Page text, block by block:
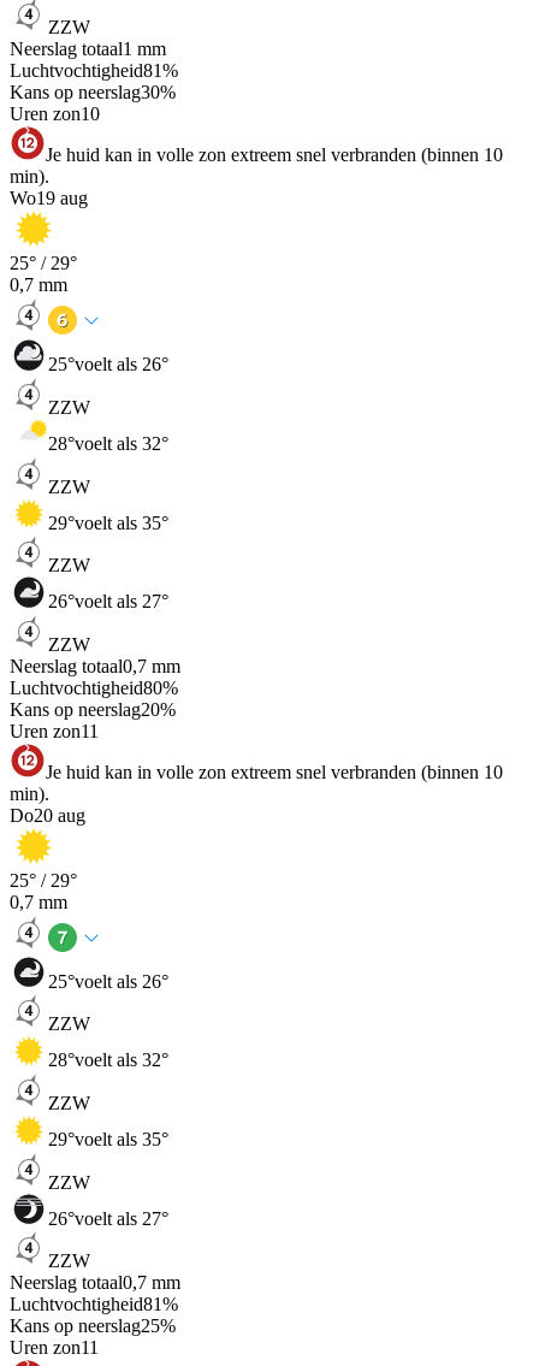
ZZW
Neerslag totaal1 mm
Luchtvochtigheid81%
Kans op neerslag30%
Uren zon10
Je huid kan in volle zon extreem snel verbranden (binnen 10
min).
Wo19 aug
25° / 29°
0,7 mm
25°voelt als 26°
ZZW
28°voelt als 32°
ZZW
29°voelt als 35°
ZZW
26°voelt als 27°
ZZW
Neerslag totaal0,7 mm
Luchtvochtigheid80%
Kans op neerslag20%
Uren zon11
Je huid kan in volle zon extreem snel verbranden (binnen 10
min).
Do20 aug
25° / 29°
0,7 mm
25°voelt als 26°
ZZW
28°voelt als 32°
ZZW
29°voelt als 35°
ZZW
26°voelt als 27°
ZZW
Neerslag totaal0,7 mm
Luchtvochtigheid81%
Kans op neerslag25%
Uren zon11